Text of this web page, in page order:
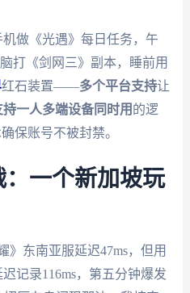
做《光遇》每日任务，午
打《剑网三》副本，睡前用
红石装置——多个平台支持让
持一人多端设备同时用 的逻
保账号不被封禁。
一个新加坡玩
》东南亚服延迟47ms，但用
记录116ms，第五分钟爆发